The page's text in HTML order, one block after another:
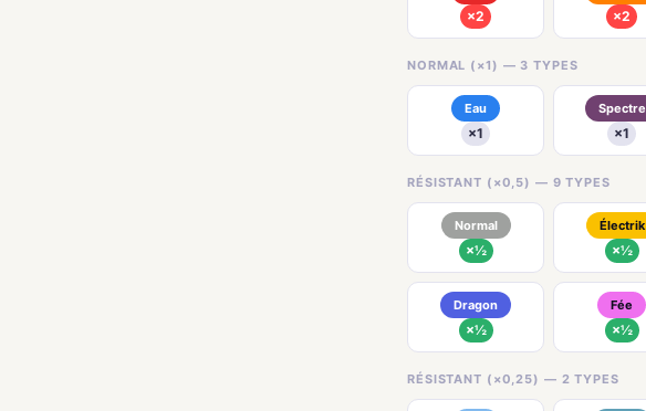
×2 ×2
NORMAL (×1) — 3 TYPES
Eau
×1
Spectre
×1
RÉSISTANT (×0,5) — 9 TYPES
Normal
×½
Électrik
×½
Dragon
×½
Fée
×½
RÉSISTANT (×0,25) — 2 TYPES